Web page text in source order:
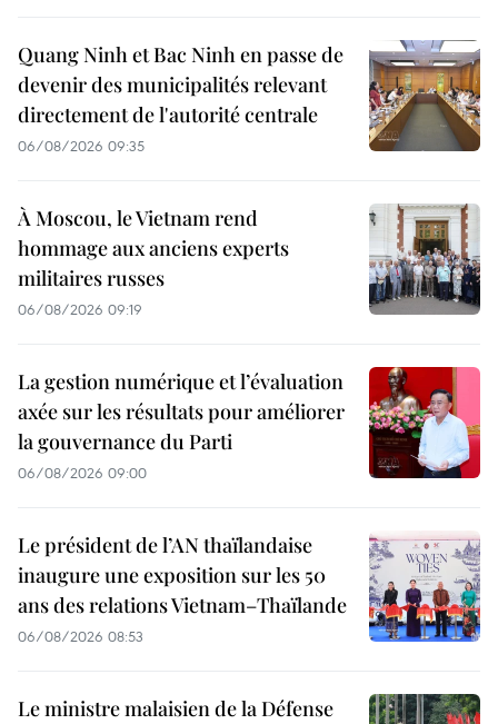
Quang Ninh et Bac Ninh en passe de
devenir des municipalités relevant
directement de l'autorité centrale
06/08/2026 09:35
À Moscou, le Vietnam rend
hommage aux anciens experts
militaires russes
06/08/2026 09:19
La gestion numérique et l’évaluation
axée sur les résultats pour améliorer
la gouvernance du Parti
06/08/2026 09:00
Le président de l’AN thaïlandaise
inaugure une exposition sur les 50
ans des relations Vietnam–Thaïlande
06/08/2026 08:53
Le ministre malaisien de la Défense